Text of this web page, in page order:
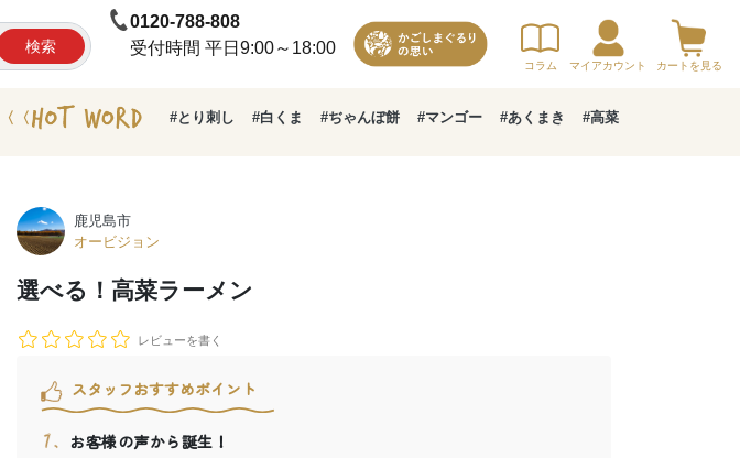
検索
0120-788-808
受付時間 平日9:00～18:00
コラム マイアカウント カートを見る
〈〈 #とり刺し #白くま #ぢゃんぼ餅 #マンゴー #あくまき #高菜
鹿児島市
オービジョン
選べる！高菜ラーメン
レビューを書く
スタッフおすすめポイント
お客様の声から誕生！